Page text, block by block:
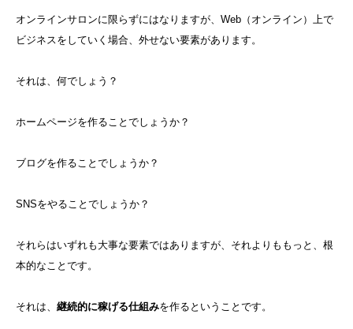
オンラインサロンに限らずにはなりますが、Web（オンライン）上で
ビジネスをしていく場合、外せない要素があります。
それは、何でしょう？
ホームページを作ることでしょうか？
ブログを作ることでしょうか？
SNSをやることでしょうか？
それらはいずれも大事な要素ではありますが、それよりももっと、根
本的なことです。
それは、 継続的に稼げる仕組みを作るということです。